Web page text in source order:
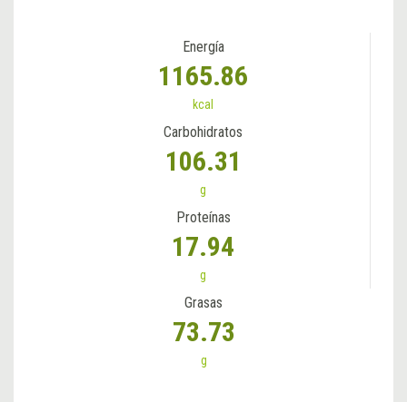
Energía
1165.86
kcal
Carbohidratos
106.31
g
Proteínas
17.94
g
Grasas
73.73
g